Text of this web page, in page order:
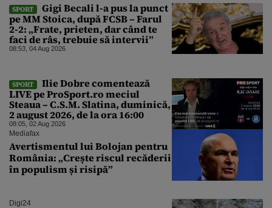
SPORT
Gigi Becali l-a pus la punct
pe MM Stoica, după FCSB – Farul
2-2: „Frate, prieten, dar când te
faci de râs, trebuie să intervii”
08:53, 04 Aug 2026
SPORT
Ilie Dobre comentează
LIVE pe ProSport.ro meciul
Steaua – C.S.M. Slatina, duminică,
2 august 2026, de la ora 16:00
08:05, 02 Aug 2026
Mediafax
Avertismentul lui Bolojan pentru
România: „Crește riscul recăderii
în populism și risipă”
Digi24